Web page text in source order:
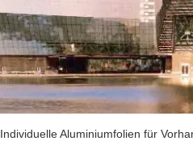
Individuelle Aluminiumfolien für